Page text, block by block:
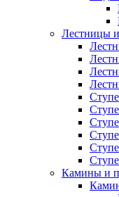
Лестницы
Камины и